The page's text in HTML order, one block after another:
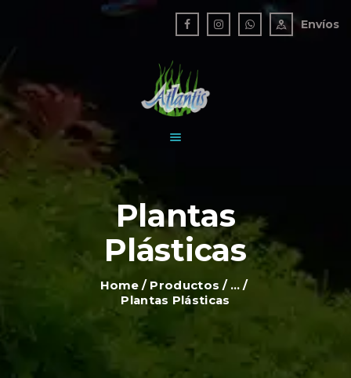
Envíos
Plantas
Plásticas
Home Productos
...
Plantas Plásticas
ATLANTIS ACUARIO
Un mundo bajo el agua
CONTACTO